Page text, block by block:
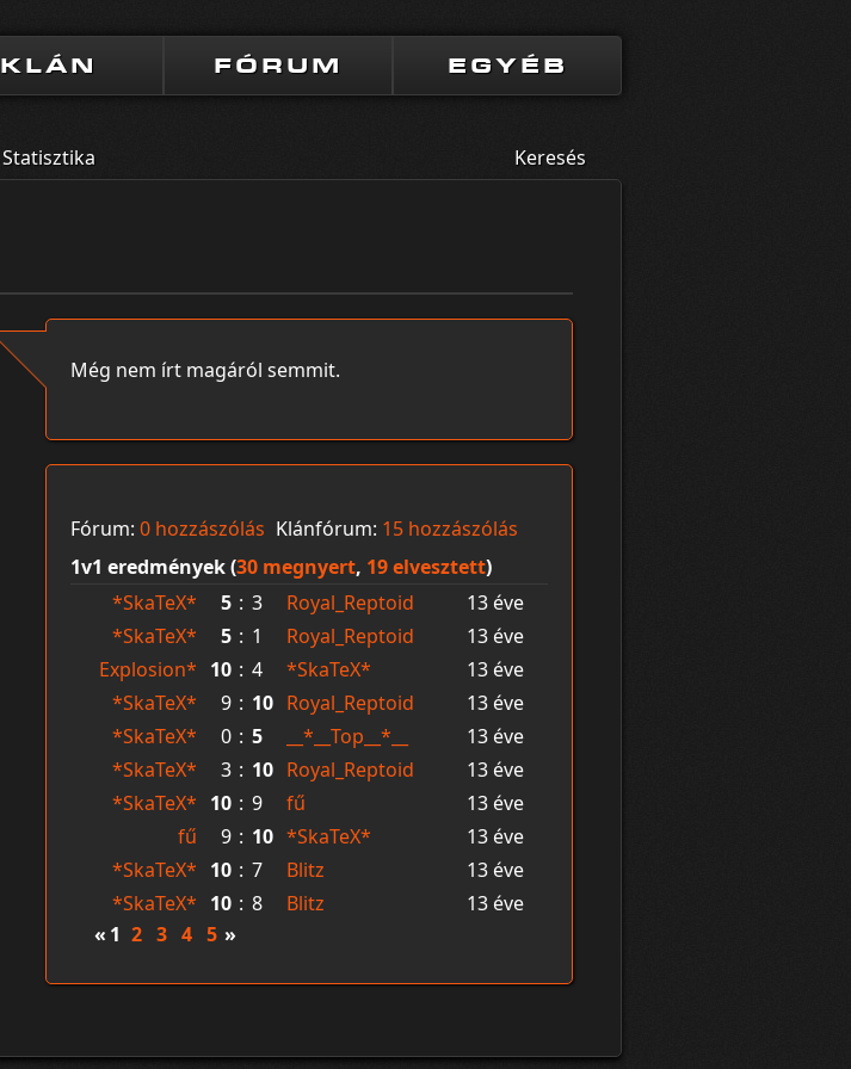
KLÁN FÓRUM EGYÉB
Statisztika Keresés
Még nem írt magáról semmit.
Fórum: 0 hozzászólás Klánfórum: 15 hozzászólás
1v1 eredmények (30 megnyert, 19 elvesztett)
*SkaTeX*
5 : 3 Royal_Reptoid
13 éve
*SkaTeX*
5 : 1 Royal_Reptoid
13 éve
Explosion* 10 : 4 *SkaTeX*
13 éve
*SkaTeX*
9 : 10 Royal_Reptoid
13 éve
*SkaTeX*
0 : 5 __*__Top__*__
13 éve
*SkaTeX*
3 : 10 Royal_Reptoid
13 éve
*SkaTeX* 10 : 9 fű
13 éve
fű
9 : 10 *SkaTeX*
13 éve
*SkaTeX* 10 : 7 Blitz
13 éve
*SkaTeX* 10 : 8 Blitz
13 éve
« 1 2 3 4 5 »